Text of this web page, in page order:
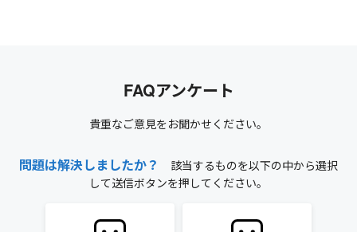
FAQアンケート
貴重なご意見をお聞かせください。
問題は解決しましたか？
該当するものを以下の中から選択
して送信ボタンを押してください。